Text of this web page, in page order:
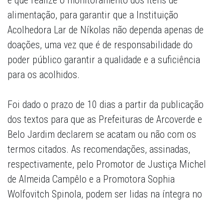
alimentação, para garantir que a Instituição
Acolhedora Lar de Níkolas não dependa apenas de
doações, uma vez que é de responsabilidade do
poder público garantir a qualidade e a suficiência
para os acolhidos.
Foi dado o prazo de 10 dias a partir da publicação
dos textos para que as Prefeituras de Arcoverde e
Belo Jardim declarem se acatam ou não com os
termos citados. As recomendações, assinadas,
respectivamente, pelo Promotor de Justiça Michel
de Almeida Campêlo e a Promotora Sophia
Wolfovitch Spinola, podem ser lidas na íntegra no